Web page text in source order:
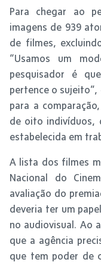
Para chegar ao
imagens de 939
de filmes,
“Usamos um
pesquisador é
pertence o sujeito”,
para a
de oito indivíduos,
estabelecida em
A lista dos filmes
Nacional do
avaliação do
deveria ter um
no audiovisual. Ao
que a agência
que tem poder de